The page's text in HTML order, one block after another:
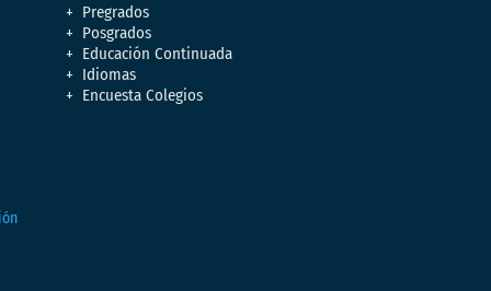
Pregrados
Posgrados
Educación Continuada
Idiomas
Encuesta Colegios